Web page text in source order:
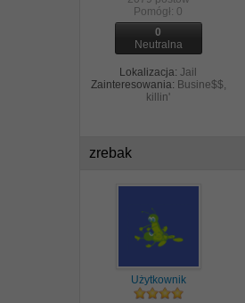
Pomógł: 0
0
Neutralna
Lokalizacja: Jail
Zainteresowania: Busine$$,
killin'
zrebak
Użytkownik